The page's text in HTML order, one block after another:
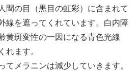
間の目（黒目の虹彩）に含まれて
線を遮ってくれています。白内障
黄斑変性の一因になる青色光線
れます。
メラニンは減少していきます。